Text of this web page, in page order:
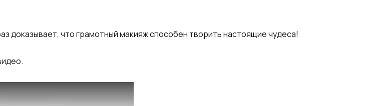
доказывает, что грамотный макияж способен творить настоящие чудеса!